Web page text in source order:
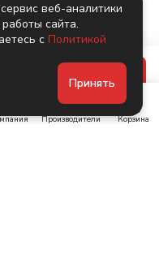
Производители Корзина
веб-аналитики
сайта.
с Политикой
Принять